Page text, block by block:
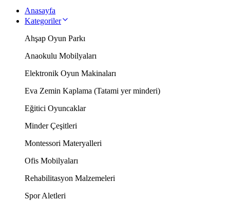
Anasayfa
Kategoriler
Ahşap Oyun Parkı
Anaokulu Mobilyaları
Elektronik Oyun Makinaları
Eva Zemin Kaplama (Tatami yer minderi)
Eğitici Oyuncaklar
Minder Çeşitleri
Montessori Materyalleri
Ofis Mobilyaları
Rehabilitasyon Malzemeleri
Spor Aletleri